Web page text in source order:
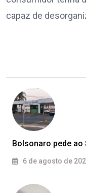
capaz de
Bolsonaro pede ao
6 de agosto de